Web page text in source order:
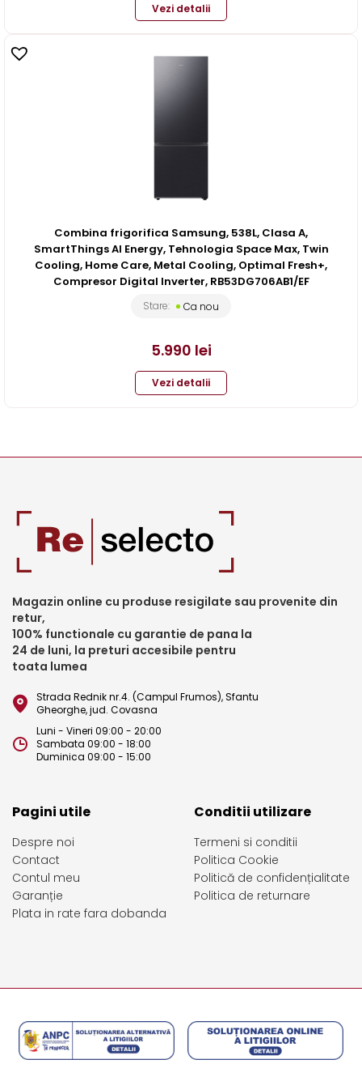
Vezi detalii
Combina frigorifica Samsung, 538L, Clasa A,
SmartThings AI Energy, Tehnologia Space Max, Twin
Cooling, Home Care, Metal Cooling, Optimal Fresh+,
Compresor Digital Inverter, RB53DG706AB1/EF
Stare: Ca nou
5.990 lei
Vezi detalii
Magazin online cu produse resigilate sau provenite din
retur,
100% functionale cu garantie de pana la
24 de luni, la preturi accesibile pentru
toata lumea
Strada Rednik nr.4. (Campul Frumos), Sfantu
Gheorghe, jud. Covasna
Luni - Vineri 09:00 - 20:00
Sambata 09:00 - 18:00
Duminica 09:00 - 15:00
Pagini utile
Despre noi
Contact
Contul meu
Garanție
Plata in rate fara dobanda
Conditii utilizare
Termeni si conditii
Politica Cookie
Politică de confidențialitate
Politica de returnare